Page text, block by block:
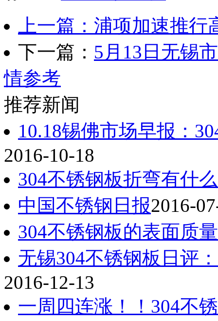
上一篇：浦项加速推
下一篇： 5月13日无锡
情参考
推荐新闻
10.18锡佛市场早报：
2016-10-18
304不锈钢板折弯有什
中国不锈钢日报2016-
304不锈钢板的表面质
无锡304不锈钢板日评
2016-12-13
一周四连涨！！304不